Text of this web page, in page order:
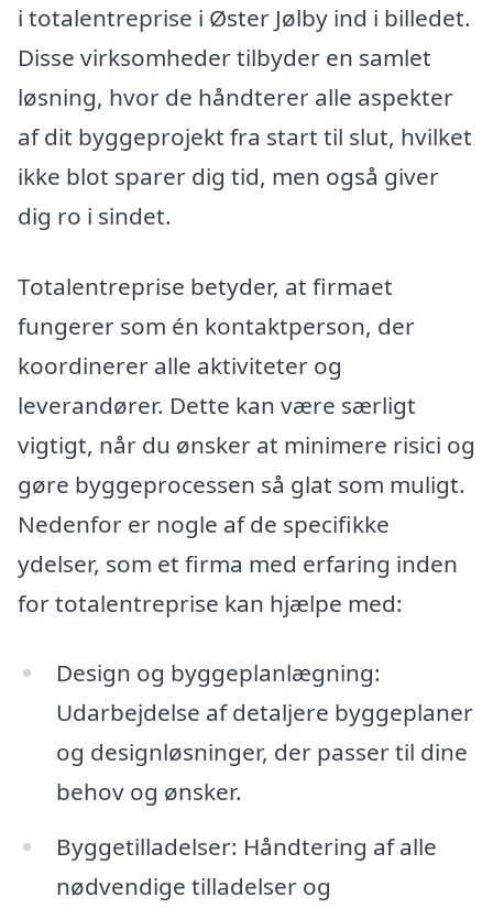
i totalentreprise i Øster Jølby ind i billedet.
Disse virksomheder tilbyder en samlet
løsning, hvor de håndterer alle aspekter
af dit byggeprojekt fra start til slut, hvilket
ikke blot sparer dig tid, men også giver
dig ro i sindet.
Totalentreprise betyder, at firmaet
fungerer som én kontaktperson, der
koordinerer alle aktiviteter og
leverandører. Dette kan være særligt
vigtigt, når du ønsker at minimere risici og
gøre byggeprocessen så glat som muligt.
Nedenfor er nogle af de specifikke
ydelser, som et firma med erfaring inden
for totalentreprise kan hjælpe med:
Design og byggeplanlægning:
Udarbejdelse af detaljere byggeplaner
og designløsninger, der passer til dine
behov og ønsker.
Byggetilladelser: Håndtering af alle
nødvendige tilladelser og